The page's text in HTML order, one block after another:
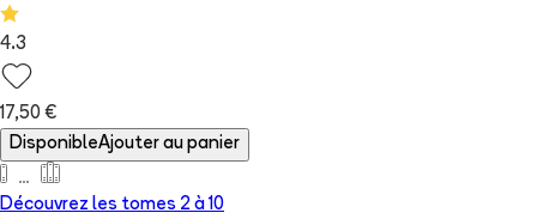
4.3
17,50 €
DisponibleAjouter au panier
Découvrez les tomes 2 à 10